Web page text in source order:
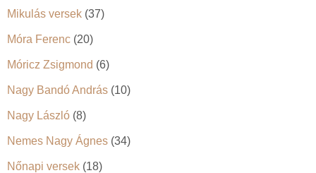
Mikulás versek (37)
Móra Ferenc (20)
Móricz Zsigmond (6)
Nagy Bandó András (10)
Nagy László (8)
Nemes Nagy Ágnes (34)
Nőnapi versek (18)